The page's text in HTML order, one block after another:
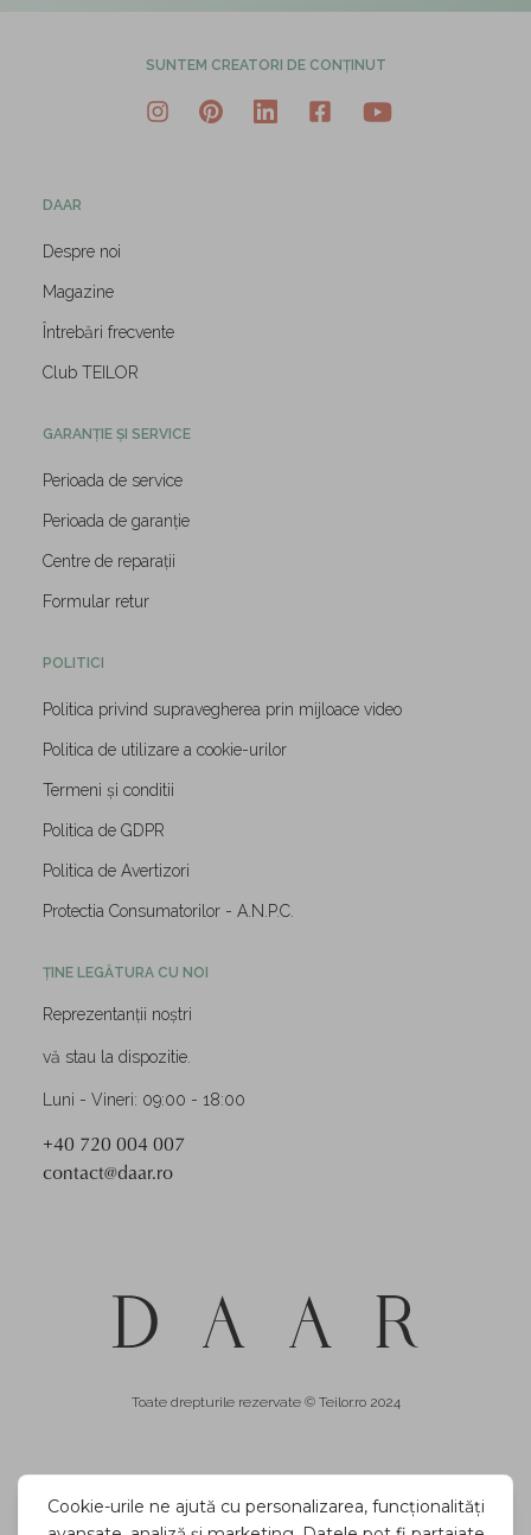
SUNTEM CREATORI DE CONȚINUT
DAAR
Despre noi
Magazine
Întrebări frecvente
Club TEILOR
GARANȚIE ȘI SERVICE
Perioada de service
Perioada de garanție
Centre de reparații
Formular retur
POLITICI
Politica privind supravegherea prin mijloace video
Politica de utilizare a cookie-urilor
Termeni și conditii
Politica de GDPR
Politica de Avertizori
Protectia Consumatorilor - A.N.P.C.
ȚINE LEGĂTURA CU NOI
Reprezentanții noștri
vă stau la dispozitie.
Luni - Vineri: 09:00 - 18:00
+40 720 004 007
contact@daar.ro
Toate drepturile rezervate © Teilor.ro 2024